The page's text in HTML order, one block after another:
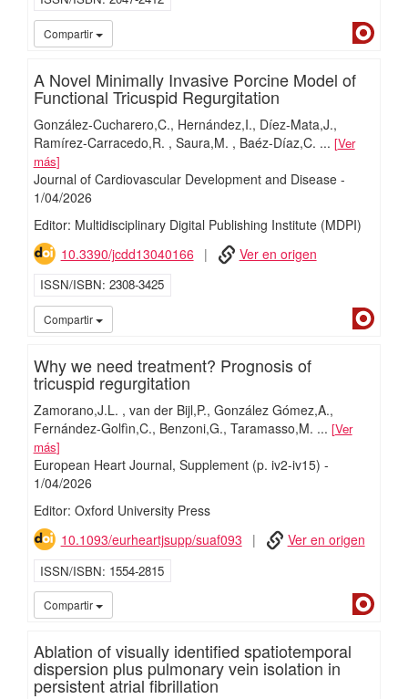
Compartir
A Novel Minimally Invasive Porcine Model of
Functional Tricuspid Regurgitation
González-Cucharero,C. Hernández,I. Díez-Mata,J.
Ramírez-Carracedo,R.
Saura,M. Baéz-Díaz,C. ... Ver
más
Journal of Cardiovascular Development and Disease-
1/04/2026
Editor: Multidisciplinary Digital Publishing Institute (MDPI)
10.3390/jcdd13040166
Ver en origen
ISSN/ISBN 2308-3425
Compartir
Why we need treatment? Prognosis of
tricuspid regurgitation
Zamorano,J.L. van der Bijl,P. González Gómez,A.
Fernández-Golfìn,C. Benzoni,G. Taramasso,M. ... Ver
más
European Heart Journal, Supplement (p. iv2-iv15) -
1/04/2026
Editor: Oxford University Press
10.1093/eurheartjsupp/suaf093
Ver en origen
ISSN/ISBN 1554-2815
Compartir
Ablation of visually identified spatiotemporal
dispersion plus pulmonary vein isolation in
persistent atrial fibrillation